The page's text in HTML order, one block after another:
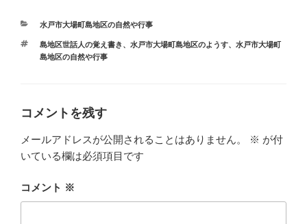
カ
ゴ
リ
水戸市大場町島地区の自然や行事
タ
グ
島地区世話人の覚え書き 、 水戸市大場町島地区のようす、 水戸市大場町
島地区の自然や行事
コメントを残す
メールアドレスが公開されることはありません。 ※ が付
いている欄は必須項目です
コメント ※